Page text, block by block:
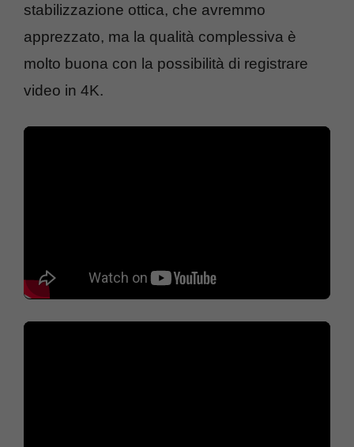
stabilizzazione ottica, che avremmo
apprezzato, ma la qualità complessiva è
molto buona con la possibilità di registrare
video in 4K.